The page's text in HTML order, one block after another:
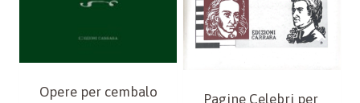
Opere per cembalo
Pagine Celebri per